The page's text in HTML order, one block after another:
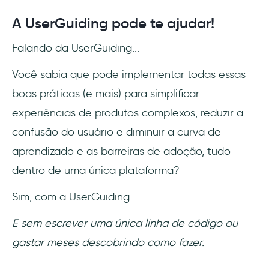
A UserGuiding pode te ajudar!
Falando da UserGuiding...
Você sabia que pode implementar todas essas
boas práticas (e mais) para simplificar
experiências de produtos complexos, reduzir a
confusão do usuário e diminuir a curva de
aprendizado e as barreiras de adoção, tudo
dentro de uma única plataforma?
Sim, com a UserGuiding.
E sem escrever uma única linha de código ou
gastar meses descobrindo como fazer.